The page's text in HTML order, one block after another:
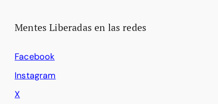
Mentes Liberadas en las redes
Facebook
Instagram
X